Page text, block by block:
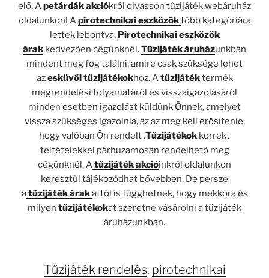
elő. Apetárdák akciókról olvasson tűzijáték webáruház
oldalunkon! Apirotechnikai eszközöktöbb kategóriára
lettek lebontva. Pirotechnikai eszközök
árak kedvezően cégünknél.Tűzijáték áruházunkban
mindent meg fog találni, amire csak szüksége lehet
azesküvői tűzijátékokhoz. Atűzijátéktermék
megrendelési folyamatáról és visszaigazolásáról
minden esetben igazolást küldünk Önnek, amelyet
vissza szükséges igazolnia, az az meg kell erősítenie,
hogy valóban Ön rendelt .Tűzijátékok korrekt
feltételekkel párhuzamosan rendelhető meg
cégünknél. Atűzijáték akcióinkról oldalunkon
keresztül tájékozódhat bővebben. De persze
atűzijáték árakattól is függhetnek, hogy mekkora és
milyen tűzijátékokat szeretne vásárolni a tűzijáték
áruházunkban.
Tűzijáték rendelés, pirotechnikai